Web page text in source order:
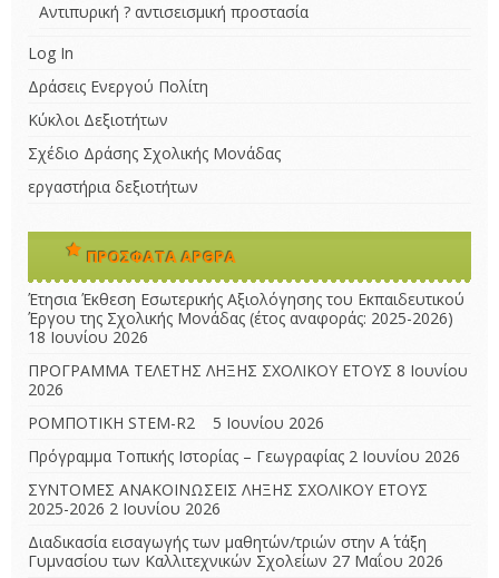
Αντιπυρική ? αντισεισμική προστασία
Log In
Δράσεις Ενεργού Πολίτη
Κύκλοι Δεξιοτήτων
Σχέδιο Δράσης Σχολικής Μονάδας
εργαστήρια δεξιοτήτων
ΠΡΌΣΦΑΤΑ ΆΡΘΡΑ
Έτησια Έκθεση Εσωτερικής Αξιολόγησης του Εκπαιδευτικού
Έργου της Σχολικής Μονάδας (έτος αναφοράς: 2025-2026)
18 Ιουνίου 2026
ΠΡΟΓΡΑΜΜΑ ΤΕΛΕΤΗΣ ΛΗΞΗΣ ΣΧΟΛΙΚΟΥ ΕΤΟΥΣ 8 Ιουνίου
2026
ΡΟΜΠΟΤΙΚΗ STEM-R2
5 Ιουνίου 2026
Πρόγραμμα Τοπικής Ιστορίας – Γεωγραφίας 2 Ιουνίου 2026
ΣΥΝΤΟΜΕΣ ΑΝΑΚΟΙΝΩΣΕΙΣ ΛΗΞΗΣ ΣΧΟΛΙΚΟΥ ΕΤΟΥΣ
2025-2026 2 Ιουνίου 2026
Διαδικασία εισαγωγής των μαθητών/τριών στην Α΄ τάξη
Γυμνασίου των Καλλιτεχνικών Σχολείων 27 Μαΐου 2026